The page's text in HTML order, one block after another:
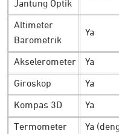
dilapisi dengan lapisan
agar lebih aman saat
Algoritma baru yang
lebih baik. Termasuk
penuh gerak maupun
Bantu Recovery
Jantung Optik
Altimeter
Barometrik
Ya
Akselerometer Ya
Giroskop Ya
Kompas 3D Ya
Termometer Ya